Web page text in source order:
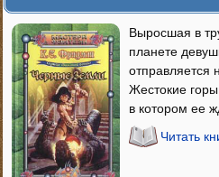
Выросшая в
планете
отправляется
Жестокие
в котором ее
Читать